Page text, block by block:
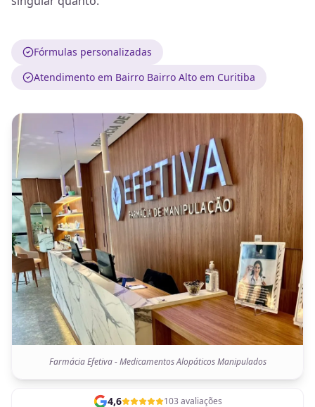
Fórmulas personalizadas
Atendimento em Bairro Bairro Alto em Curitiba
Farmácia Efetiva - Medicamentos Alopáticos Manipulados
4,6 103 avaliações